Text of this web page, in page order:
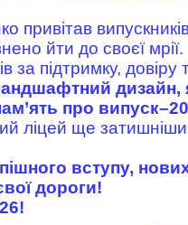
привітав
йти до своєї мрії.
за підтримку, довіру
дизайн,
про
ліцей ще
вступу,
дороги!